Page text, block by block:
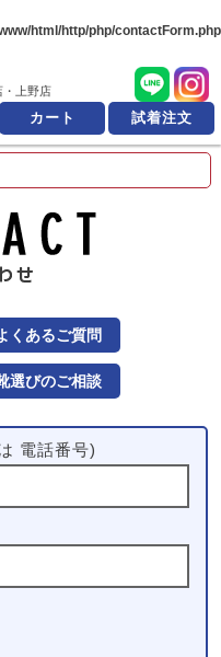
html/http/php/contactForm.php
な靴の
・上野店
カート 試着注文
くあるご質問
選びのご相談
電話番号)